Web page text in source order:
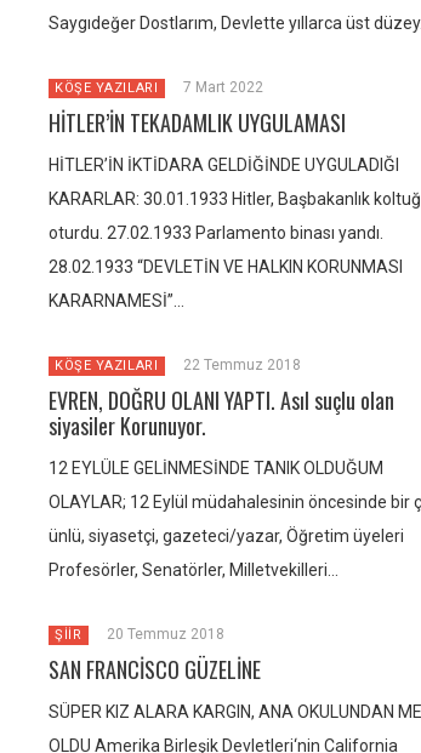
Saygıdeğer Dostlarım, Devlette yıllarca üst düzey…
KÖŞE YAZILARI 7 Mart 2022
HİTLER’İN TEKADAMLIK UYGULAMASI
HİTLER’İN İKTİDARA GELDİĞİNDE UYGULADIĞI
KARARLAR: 30.01.1933 Hitler, Başbakanlık
oturdu. 27.02.1933 Parlamento binası yandı.
28.02.1933 “DEVLETİN VE HALKIN KORUNMASI
KARARNAMESİ”…
KÖŞE YAZILARI 22 Temmuz 2018
EVREN, DOĞRU OLANI YAPTI. Asıl suçlu olan
siyasiler Korunuyor.
12 EYLÜLE GELİNMESİNDE TANIK OLDUĞUM
OLAYLAR; 12 Eylül müdahalesinin öncesinde bir
ünlü, siyasetçi, gazeteci/yazar, Öğretim üyeleri
Profesörler, Senatörler, Milletvekilleri…
ŞİİR 20 Temmuz 2018
SAN FRANCİSCO GÜZELİNE
SÜPER KIZ ALARA KARGIN, ANA OKULUNDAN
OLDU Amerika Birleşik Devletleri‘nin California